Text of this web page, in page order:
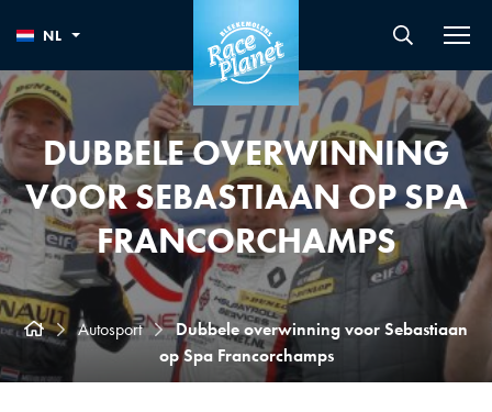
NL
DUBBELE OVERWINNING
VOOR SEBASTIAAN OP SPA
FRANCORCHAMPS
Autosport
Dubbele overwinning voor Sebastiaan
op Spa Francorchamps